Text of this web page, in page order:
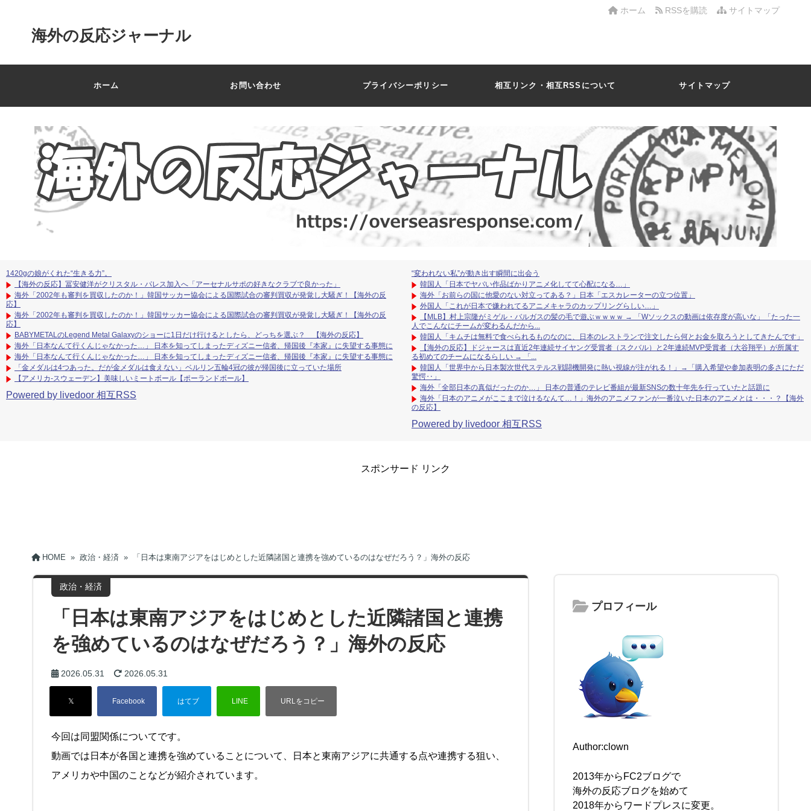
サイトマップ
RSSを購読
ホーム
海外の反応ジャーナル
ホーム お問い合わせ プライバシーポリシー 相互リンク・相互RSSについて サイトマップ
1420gの娘がくれた“生きる力”。
【海外の反応】冨安健洋がクリスタル・パレス加入へ「アーセナルサポの好きなクラブで良かった」
海外「2002年も審判を買収したのか！」韓国サッカー協会による国際試合の審判買収が発覚し大騒ぎ！【海外の反
応】
海外「2002年も審判を買収したのか！」韓国サッカー協会による国際試合の審判買収が発覚し大騒ぎ！【海外の反
応】
BABYMETALのLegend Metal Galaxyのショーに1日だけ行けるとしたら、どっちを選ぶ？ 【海外の反応】
海外「日本なんて行くんじゃなかった…」 日本を知ってしまったディズニー信者、帰国後『本家』に失望する事態に
海外「日本なんて行くんじゃなかった…」 日本を知ってしまったディズニー信者、帰国後『本家』に失望する事態に
「金メダルは4つあった。だが金メダルは食えない」ベルリン五輪4冠の彼が帰国後に立っていた場所
【アメリカ-スウェーデン】美味しいミートボール【ポーランドボール】
Powered by livedoor 相互RSS
“変われない私”が動き出す瞬間に出会う
韓国人「日本でヤバい作品ばかりアニメ化してて心配になる…」
海外「お前らの国に他愛のない対立ってある？」日本「エスカレーターの立つ位置」
外国人「これが日本で嫌われてるアニメキャラのカップリングらしい…」
【MLB】村上宗隆がミゲル・バルガスの髪の毛で遊ぶｗｗｗｗ → 「Wソックスの動画は依存度が高いな」「たった一
人でこんなにチームが変わるんだから...
韓国人「キムチは無料で食べられるものなのに、日本のレストランで注文したら何とお金を取ろうとしてきたんです」
【海外の反応】ドジャースは直近2年連続サイヤング受賞者（スクバル）と2年連続MVP受賞者（大谷翔平）が所属す
る初めてのチームになるらしい → 「...
韓国人「世界中から日本製次世代ステルス戦闘機開発に熱い視線が注がれる！」→「購入希望や参加表明の多さにただ
驚愕‥」
海外「全部日本の真似だったのか…」 日本の普通のテレビ番組が最新SNSの数十年先を行っていたと話題に
海外「日本のアニメがここまで泣けるなんて…！」海外のアニメファンが一番泣いた日本のアニメとは・・・？【海外
の反応】
Powered by livedoor 相互RSS
スポンサード リンク
HOME » 政治・経済 » 「日本は東南アジアをはじめとした近隣諸国と連携を強めているのはなぜだろう？」海外の反応
政治・経済
「日本は東南アジアをはじめとした近隣諸国と連携
を強めているのはなぜだろう？」海外の反応
2026.05.31 2026.05.31
今回は同盟関係についてです。
動画では日本が各国と連携を強めていることについて、日本と東南アジアに共通する点や連携する狙い、
アメリカや中国のことなどが紹介されています。
プロフィール
Author:clown
2013年からFC2ブログで
海外の反応ブログを始めて
2018年からワードプレスに変更。